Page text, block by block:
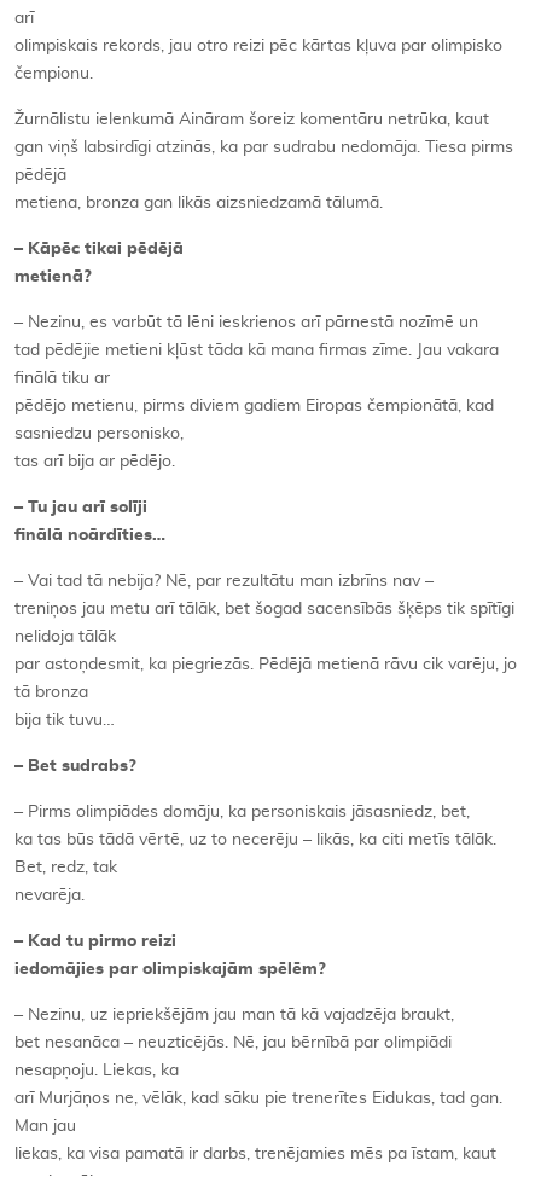
arī
olimpiskais rekords, jau otro reizi pēc kārtas kļuva par olimpisko
čempionu.
Žurnālistu ielenkumā Aināram šoreiz komentāru netrūka, kaut
gan viņš labsirdīgi atzinās, ka par sudrabu nedomāja. Tiesa pirms
pēdējā
metiena, bronza gan likās aizsniedzamā tālumā.
– Kāpēc tikai pēdējā
metienā?
– Nezinu, es varbūt tā lēni ieskrienos arī pārnestā nozīmē un
tad pēdējie metieni kļūst tāda kā mana firmas zīme. Jau vakara
finālā tiku ar
pēdējo metienu, pirms diviem gadiem Eiropas čempionātā, kad
sasniedzu personisko,
tas arī bija ar pēdējo.
– Tu jau arī solīji
finālā noārdīties…
– Vai tad tā nebija? Nē, par rezultātu man izbrīns nav –
treniņos jau metu arī tālāk, bet šogad sacensībās šķēps tik spītīgi
nelidoja tālāk
par astoņdesmit, ka piegriezās. Pēdējā metienā rāvu cik varēju, jo
tā bronza
bija tik tuvu…
– Bet sudrabs?
– Pirms olimpiādes domāju, ka personiskais jāsasniedz, bet,
ka tas būs tādā vērtē, uz to necerēju – likās, ka citi metīs tālāk.
Bet, redz, tak
nevarēja.
– Kad tu pirmo reizi
iedomājies par olimpiskajām spēlēm?
– Nezinu, uz iepriekšējām jau man tā kā vajadzēja braukt,
bet nesanāca – neuzticējās. Nē, jau bērnībā par olimpiādi
nesapņoju. Liekas, ka
arī Murjāņos ne, vēlāk, kad sāku pie trenerītes Eidukas, tad gan.
Man jau
liekas, ka visa pamatā ir darbs, trenējamies mēs pa īstam, kaut